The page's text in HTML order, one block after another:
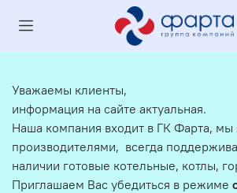
Уважаемы клиенты,
информация на сайте актуальная.
Наша компания входит в ГК Фарта, мы
производителями, всегда
наличии готовые котельные, котлы,
Приглашаем Вас убедиться в режиме